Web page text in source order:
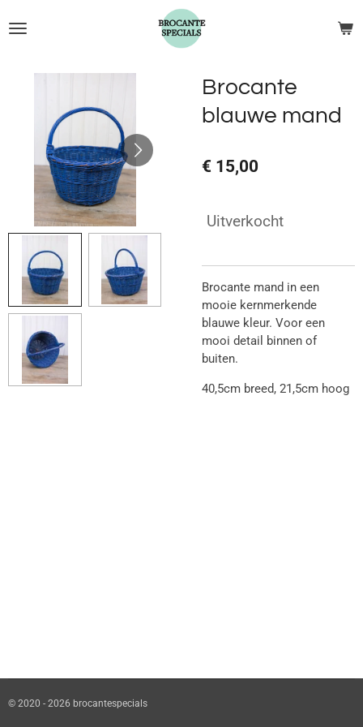
direct
Brocante
blauwe mand
€ 15,00
Uitverkocht
Brocante mand in een
mooie kernmerkende
blauwe kleur. Voor een
mooi detail binnen of
buiten.
40,5cm breed, 21,5cm hoog
© 2020 - 2026 brocantespecials